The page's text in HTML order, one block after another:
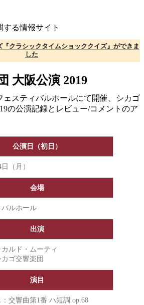
する情報サイト
クラシックタイムショッククイズ』ができま
した
大阪公演 2019
ェスティバルホールにて開催、シカゴ
の公演記録とレビュー/コメントのア
公演日（初日）
（月）
会場
ルホール
出演
ルド・ムーティ
ゴ交響楽団
演目
交響曲第1番 ハ短調 op.68